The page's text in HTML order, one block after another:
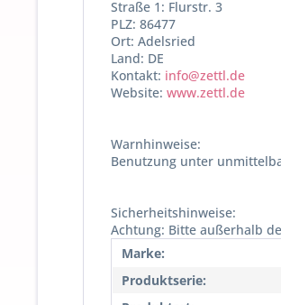
Straße 1: Flurstr. 3
PLZ: 86477
Ort: Adelsried
Land: DE
Kontakt: info@zettl.de
Website: www.zettl.de
Warnhinweise:
Benutzung unter
Sicherheitshinweise:
Achtung: Bitte außerhalb
Marke:
Produktserie: